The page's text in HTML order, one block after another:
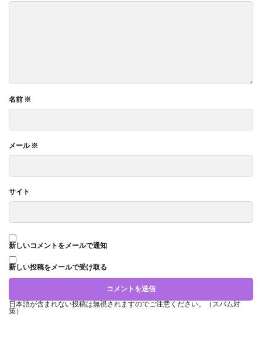
名前 ※
メール※
サイト
新しいコメントをメールで通知
新しい投稿をメールで受け取る
日本語が含まれない投稿は無視されますのでご注意ください。（スパム対
策）